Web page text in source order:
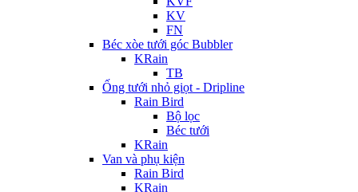
KV
FN
Béc xòe tưới góc Bubbler
KRain
TB
Ống tưới nhỏ giọt - Dripline
Rain Bird
Bộ lọc
Béc tưới
KRain
Van và phụ kiện
Rain Bird
KRain